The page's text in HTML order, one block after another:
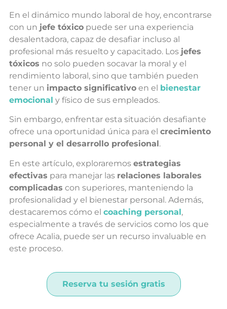
En el dinámico mundo laboral de hoy, encontrarse
con un jefe tóxico puede ser una experiencia
desalentadora, capaz de desafiar incluso al
profesional más resuelto y capacitado. Los jefes
tóxicos no solo pueden socavar la moral y el
rendimiento laboral, sino que también pueden
tener un impacto significativo en el bienestar
emocional y físico de sus empleados.
Sin embargo, enfrentar esta situación desafiante
ofrece una oportunidad única para el crecimiento
personal y el desarrollo profesional .
En este artículo, exploraremos estrategias
efectivas para manejar las relaciones laborales
complicadas con superiores, manteniendo la
profesionalidad y el bienestar personal. Además,
destacaremos cómo el coaching personal,
especialmente a través de servicios como los que
ofrece Acalia, puede ser un recurso invaluable en
este proceso.
Reserva tu sesión gratis